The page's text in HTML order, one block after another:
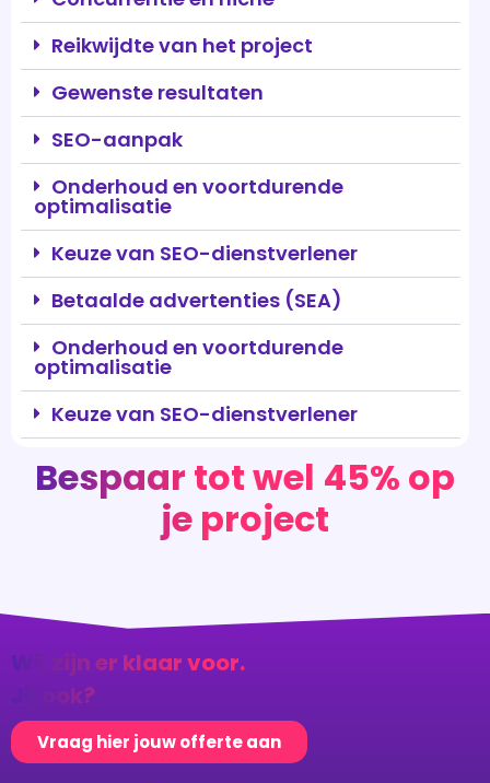
Reikwijdte van het project
Gewenste resultaten
SEO-aanpak
Onderhoud en voortdurende
optimalisatie
Keuze van SEO-dienstverlener
Betaalde advertenties (SEA)
Onderhoud en voortdurende
optimalisatie
Keuze van SEO-dienstverlener
Bespaar tot wel 45% op
je project
Wij zijn er klaar voor.
Jij ook?